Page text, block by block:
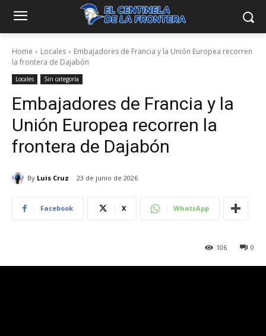
Home Locales
Embajadores de Francia y la Unión Europea recorren
la frontera de Dajabón
Locales Sin categoría
Embajadores de Francia y la
Unión Europea recorren la
frontera de Dajabón
By Luis Cruz 23 de junio de 2026
Facebook X WhatsApp
0
106